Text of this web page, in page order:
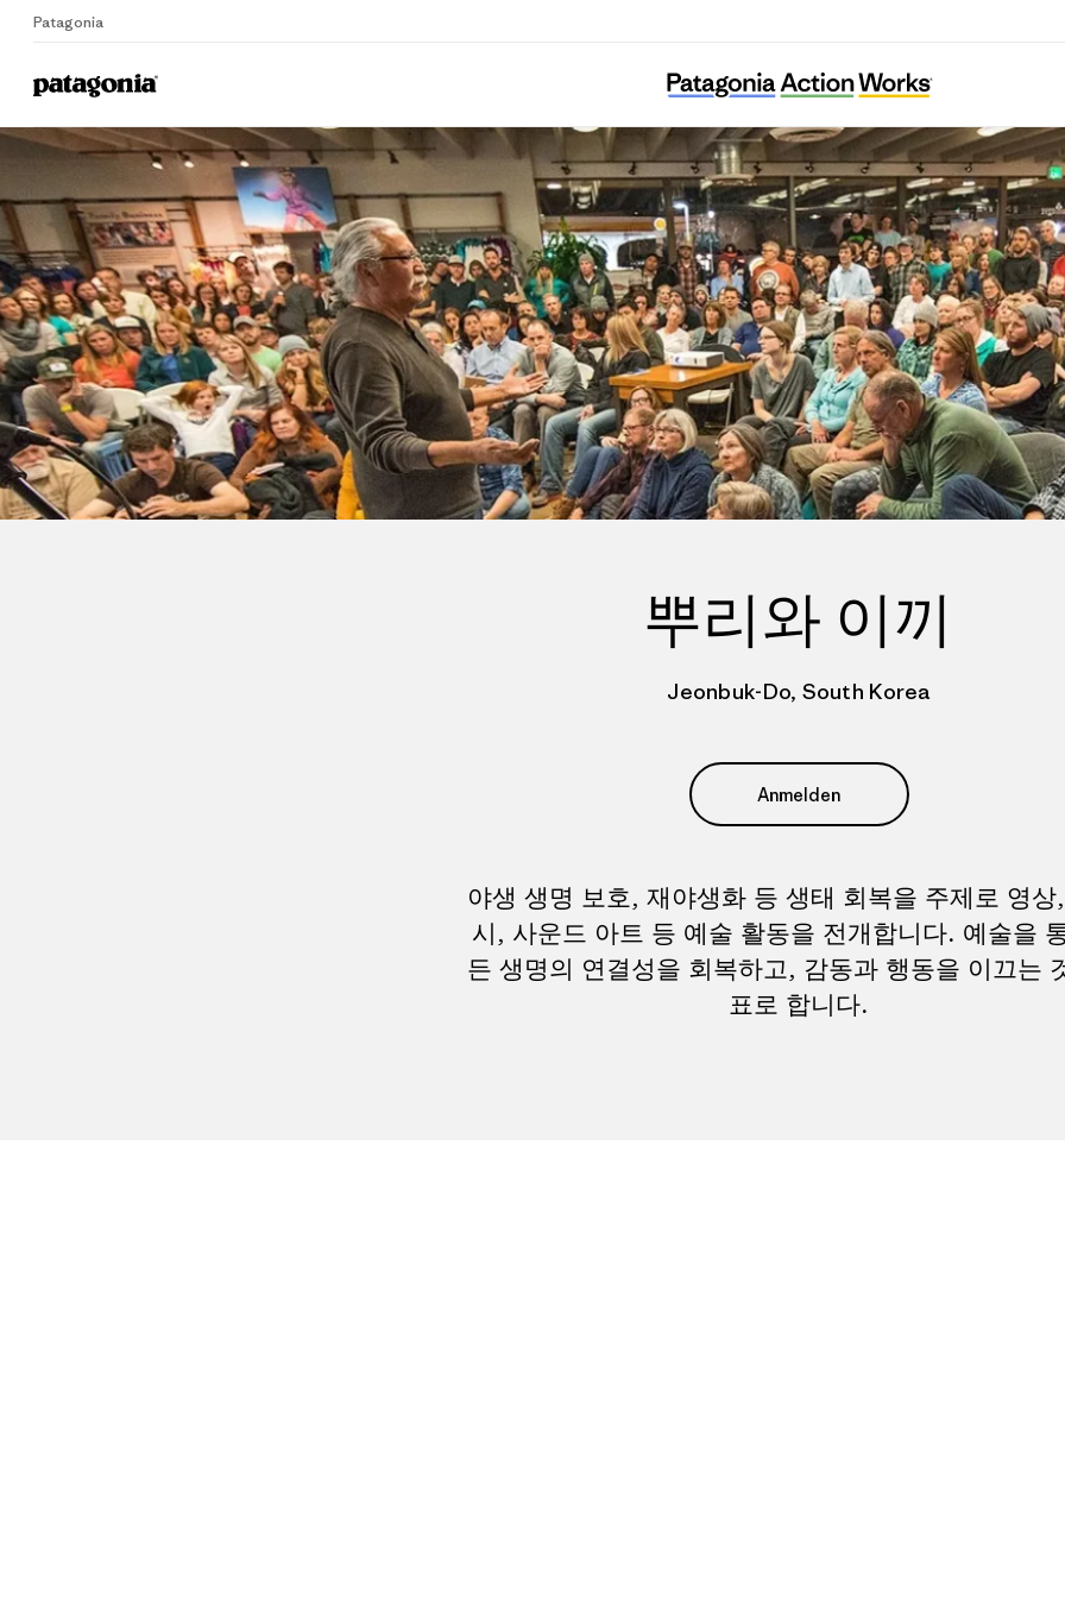
Patagonia
Home
뿌리와 이끼
뿌리와 이끼
Jeonbuk-Do, South Korea
Anmelden
야생 생명 보호, 재야생화 등 생태 회복을 주제로 영
시, 사운드 아트 등 예술 활동을 전개합니다. 예술을
든 생명의 연결성을 회복하고, 감동과 행동을 이끄는
표로 합니다.